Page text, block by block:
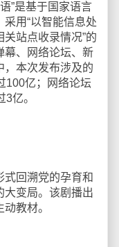
”是基于国家语言
用“以智能信息处
站点收录情况”的
幕、网络论坛、新
，本次发布涉及的
100亿；网络论坛
亿。
回溯党的孕育和
大变局。该剧播出
教材。